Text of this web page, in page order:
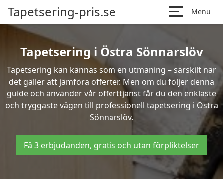
Tapetsering-pris.se Menu
Tapetsering i Östra Sönnarslöv
Tapetsering kan kännas som en utmaning – särskilt när
det gäller att jämföra offerter. Men om du följer denna
guide och använder vår offerttjänst får du den enklaste
och tryggaste vägen till professionell tapetsering i Östra
Sönnarslöv.
Få 3 erbjudanden, gratis och utan förpliktelser